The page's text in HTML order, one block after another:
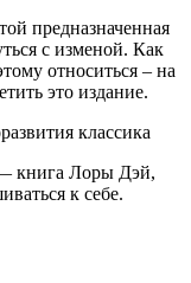
предназначенная
с изменой. Как
относиться – на
это издание.
книга Лоры Дэй,
к себе.